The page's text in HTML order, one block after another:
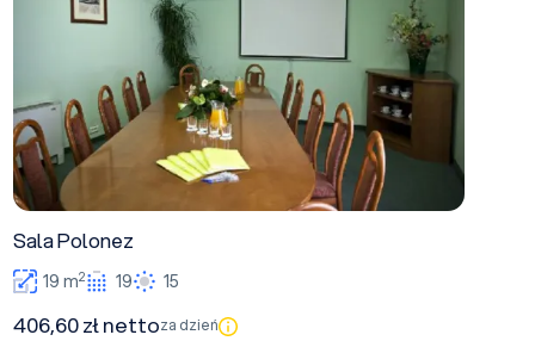
Sala Polonez
19 m2 19 15
406,60 zł nettoza dzień